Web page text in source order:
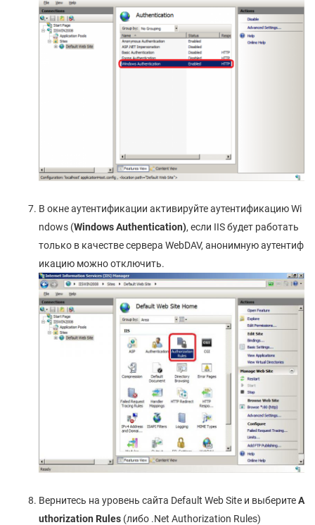
В окне аутентификации активируйте аутентификацию Wi
ndows (WindowsAuthentication), если IIS будет работать
только в качестве сервера WebDAV, анонимную аутентиф
икацию можно отключить.
Вернитесь на уровень сайта Default Web Site и выберитеA
uthorization Rules (либо .Net Authorization Rules)